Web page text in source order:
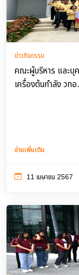
ข่าวกิจกรรม
คณะผู้บริหาร และบุ
เครื่องต้นกำลัง วท
อ่านเพิ่มเติม
11 เมษายน 2567